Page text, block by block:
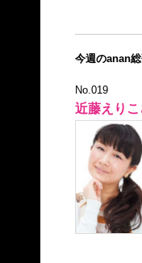
今週のanan
No.019
近藤えりこ